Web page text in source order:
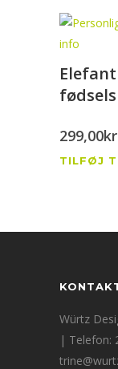
299,00
TILFØJ
Würtz
| Telefon: